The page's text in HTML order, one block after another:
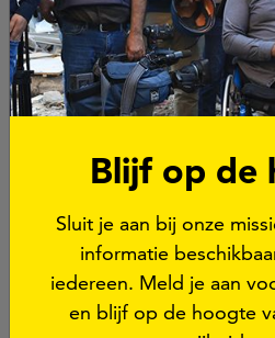
van journalisten, want
Blijf op de
Sluit je aan bij onze
informatie
iedereen. Meld je aan
en blijf op de hoogte